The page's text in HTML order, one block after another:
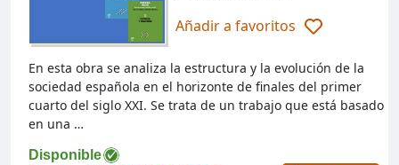
Añadir a favoritos
Disponible
En esta obra se analiza la estructura y la evolución de la
sociedad española en el horizonte de finales del primer
cuarto del siglo XXI. Se trata de un trabajo que está basado
en una …